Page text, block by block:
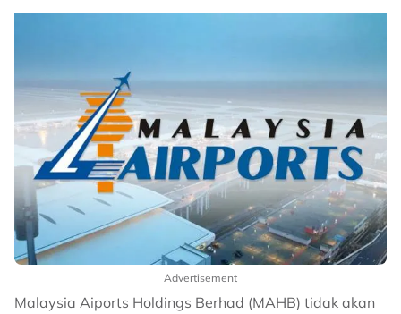
Advertisement
Malaysia Aiports Holdings Berhad (MAHB) tidak akan